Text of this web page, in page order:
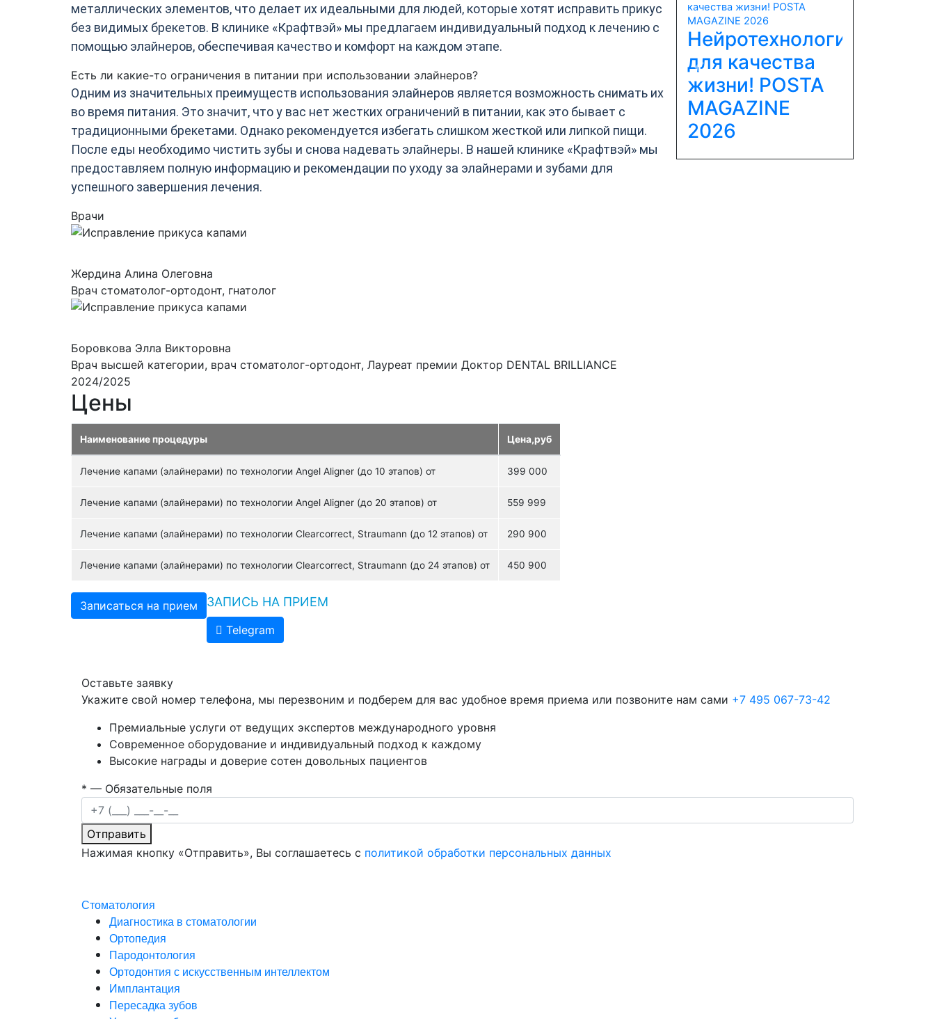
металлических элементов, что делает их идеальными для людей, которые хотят исправить прикус
без видимых брекетов. В клинике «Крафтвэй» мы предлагаем индивидуальный подход к лечению с
помощью элайнеров, обеспечивая качество и комфорт на каждом этапе.
Есть ли какие-то ограничения в питании при использовании элайнеров?
Одним из значительных преимуществ использования элайнеров является возможность снимать их
во время питания. Это значит, что у вас нет жестких ограничений в питании, как это бывает с
традиционными брекетами. Однако рекомендуется избегать слишком жесткой или липкой пищи.
После еды необходимо чистить зубы и снова надевать элайнеры. В нашей клинике «Крафтвэй» мы
предоставляем полную информацию и рекомендации по уходу за элайнерами и зубами для
успешного завершения лечения.
Врачи
Жердина Алина Олеговна
Врач стоматолог-ортодонт, гнатолог
Боровкова Элла Викторовна
Врач высшей категории, врач стоматолог-ортодонт, Лауреат премии Доктор DENTAL BRILLIANCE
2024/2025
Цены
Наименование процедуры Цена,руб
Лечение капами (элайнерами) по технологии Angel Aligner (до 10 этапов) от 399 000
Лечение капами (элайнерами) по технологии Angel Aligner (до 20 этапов) от 559 999
Лечение капами (элайнерами) по технологии Clearcorrect, Straumann (до 12 этапов) от 290 900
Лечение капами (элайнерами) по технологии Clearcorrect, Straumann (до 24 этапов) от 450 900
Записаться на прием ЗАПИСЬ НА ПРИЕМ
Telegram
Нейротехнология
для качества
жизни! POSTA
MAGAZINE
2026
Previous
Оставьте заявку
Укажите свой номер телефона, мы перезвоним и подберем для вас удобное время приема или позвоните нам сами +7 495 067-73-42
Премиальные услуги от ведущих экспертов международного уровня
Современное оборудование и индивидуальный подход к каждому
Высокие награды и доверие сотен довольных пациентов
* — Обязательные поля
Отправить
Нажимая кнопку «Отправить», Вы соглашаетесь с политикой обработки персональных данных
Стоматология
Диагностика в стоматологии
Ортопедия
Пародонтология
Ортодонтия с искусственным интеллектом
Имплантация
Пересадка зубов